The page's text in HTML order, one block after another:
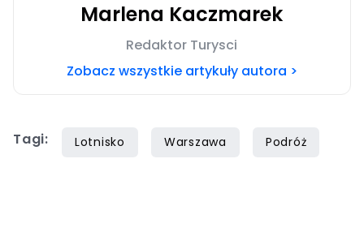
Marlena Kaczmarek
Redaktor Turysci
Zobacz wszystkie artykuły autora >
Tagi: Lotnisko Warszawa Podróż